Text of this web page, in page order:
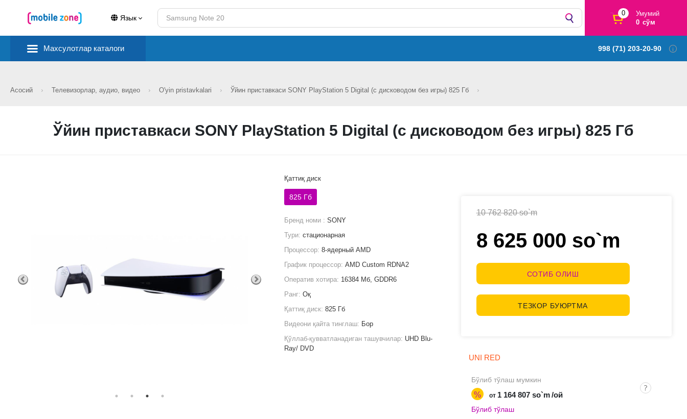
Язык
0
Умумий
0 сўм
Махсулотлар каталоги 998 (71) 203-20-90
Асосий Телевизорлар, аудио, видео O'yin pristavkalari Ўйин приставкаси SONY PlayStation 5 Digital (с дисководом без игры) 825 Гб
Ўйин приставкаси SONY PlayStation 5 Digital (с дисководом без игры) 825 Гб
10 762 820 so`m
8 625 000 so`m
СОТИБ ОЛИШ
ТЕЗКОР БУЮРТМА
UNI RED
Бўлиб тўлаш мумкин
% от 1 164 807 so`m /ой
Бўлиб тўлаш
Қаттиқ диск
825 Гб
Бренд номи :SONY
Тури:стационарная
Процессор:8-ядерный AMD
График процессор:AMD Custom RDNA2
Оператив хотира: 16384 Мб, GDDR6
Ранг:Оқ
Қаттиқ диск:825 Гб
Видеони қайта тинглаш: Бор
Қўллаб-қувватланадиган ташувчилар: UHD Blu-
Ray/ DVD